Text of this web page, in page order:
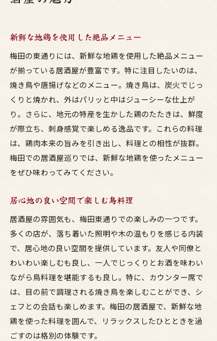
隠れ家居酒屋で味わう地鶏の風味
個室で楽しむプライベートな時間
お酒と鳥料理の魅惑的なペアリング
新鮮な素材だからこその美味しさ
地元ならではの特別な一品
焼き鳥から唐揚げまで東通りの居酒屋で鳥料理
三昧
焼き鳥の多彩なタレと塩の選択肢
サクサクの唐揚げが自慢の一品
鶏たたきの新しい美味しさを発見
絶品の鳥料理と地酒の組み合わせ
どんな時でも楽しめる鳥料理
梅田で見つける鳥料理とお酒の絶妙なペアリン
グ
料理に合う日本酒の選び方
ビールにぴったりの鳥料理
ワインと楽しむ鳥料理の新提案
お酒のプロが薦める絶妙なペアリング
季節限定のお酒と鳥料理
新鮮な地鶏を使用した絶品メニュー
梅田の東通りには、新鮮な地鶏を使用した絶品メニュー
が揃っている居酒屋が豊富です。特に注目したいのは、
焼き鳥や唐揚げなどのメニュー。焼き鳥は、炭火でじっ
くりと焼かれ、外はパリッと中はジューシーな仕上が
り。さらに、地元の特産を生かした鶏のたたきは、鮮度
が際立ち、刺身感覚で楽しめる逸品です。これらの料理
は、鶏肉本来の旨みを引き出し、料理との相性が抜群。
梅田での居酒屋巡りでは、新鮮な地鶏を使ったメニュー
をぜひ味わってみてください。
居心地の良い空間で楽しむ鳥料理
居酒屋の雰囲気も、梅田東通りでの楽しみの一つです。
多くの店が、落ち着いた照明や木の温もりを感じる内装
で、居心地の良い空間を提供しています。友人や同僚と
わいわい楽しむも良し、一人でじっくりとお酒を味わい
ながら鳥料理を堪能するも良し。特に、カウンター席で
は、目の前で調理される焼き鳥を楽しむことができ、シ
ェフとの会話も楽しめます。梅田の居酒屋で、新鮮な地
鶏を使った料理を囲んで、リラックスしたひとときを過
ごすのは格別の体験です。